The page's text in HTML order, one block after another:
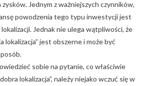
Jednym z ważniejszych czynników,
powodzenia tego typu inwestycji jest
Jednak nie ulega wątpliwości, że
lokalizacja” jest obszerne i może być
sobie na pytanie, co właściwie
lokalizacja”, należy niejako wczuć się w